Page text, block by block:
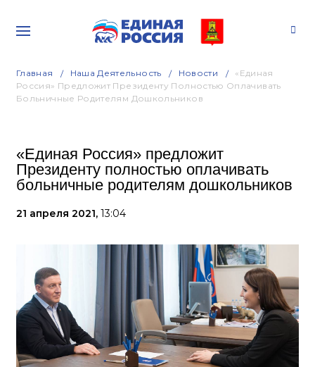
Главная Наша Деятельность Новости
«Единая
Россия» Предложит Президенту Полностью Оплачивать
Больничные Родителям Дошкольников
«Единая Россия» предложит
Президенту полностью оплачивать
больничные родителям дошкольников
21 апреля 2021, 13:04